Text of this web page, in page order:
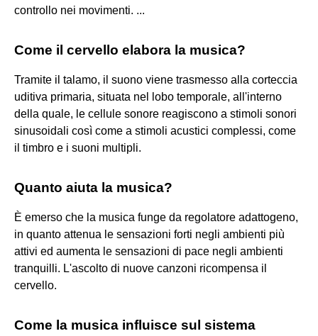
controllo nei movimenti. ...
Come il cervello elabora la musica?
Tramite il talamo, il suono viene trasmesso alla corteccia
uditiva primaria, situata nel lobo temporale, all'interno
della quale, le cellule sonore reagiscono a stimoli sonori
sinusoidali così come a stimoli acustici complessi, come
il timbro e i suoni multipli.
Quanto aiuta la musica?
È emerso che la musica funge da regolatore adattogeno,
in quanto attenua le sensazioni forti negli ambienti più
attivi ed aumenta le sensazioni di pace negli ambienti
tranquilli. L'ascolto di nuove canzoni ricompensa il
cervello.
Come la musica influisce sul sistema